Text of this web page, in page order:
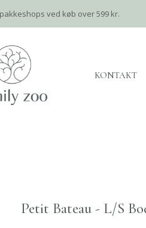
ved køb over 599 kr.
KONTAKT
Petit Bateau - L/S